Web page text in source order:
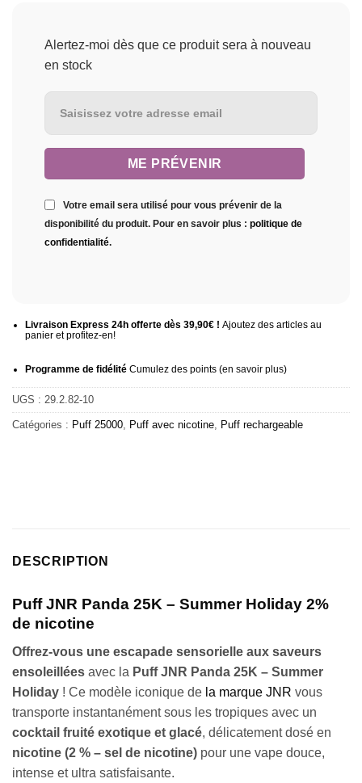
Alertez-moi dès que ce produit sera à nouveau
en stock
Votre email sera utilisé pour vous prévenir de la
disponibilité du produit. Pour en savoir plus : politique de
confidentialité.
Livraison Express 24h offerte dès 39,90€ ! Ajoutez des articles au
panier et profitez-en!
Programme de fidélitéCumulez des points (en savoir plus)
UGS : 29.2.82-10
Catégories : Puff 25000, Puff avec nicotine, Puff rechargeable
DESCRIPTION
Puff JNR Panda 25K – Summer Holiday 2%
de nicotine
Offrez-vous une escapade sensorielle aux saveurs
ensoleillées avec la Puff JNR Panda 25K – Summer
Holiday ! Ce modèle iconique de la marque JNR vous
transporte instantanément sous les tropiques avec un
cocktail fruité exotique et glacé, délicatement dosé en
nicotine (2 % – sel de nicotine) pour une vape douce,
intense et ultra satisfaisante.